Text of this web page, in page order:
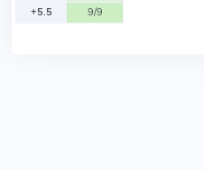
+5.5
9/9